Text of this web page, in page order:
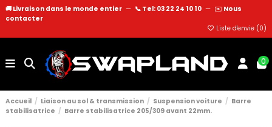
🚚 Livraison dans le monde entier — 📞 Tel: 03 22 24 10 10 — ✉️ Nous
contacter
Liste d'envie (0)
0
Accueil Liaison au sol & transmission Suspension voiture
Barre
stabilisatrice
Barre stabilisatrice 205/309 avant 22mm.